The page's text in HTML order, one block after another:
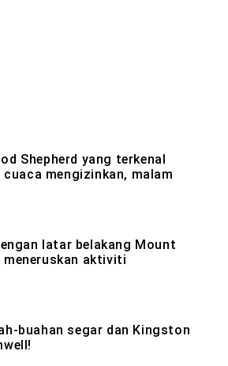
Shepherd yang terkenal
mengizinkan, malam
latar belakang Mount
meneruskan aktiviti
buahan segar dan Kingston